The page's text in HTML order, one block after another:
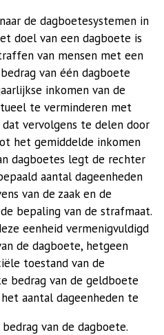
de dagboetesystemen in
doel van een dagboete is
van mensen met een
van één dagboete
inkomen van de
te verminderen met
vervolgens te delen door
het gemiddelde inkomen
dagboetes legt de rechter
aantal dageenheden
van de zaak en de
bepaling van de strafmaat.
eenheid vermenigvuldigd
de dagboete, hetgeen
toestand van de
bedrag van de geldboete
aantal dageenheden te
van de dagboete.